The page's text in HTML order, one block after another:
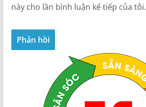
này cho lần bình luận kế tiếp của tôi.